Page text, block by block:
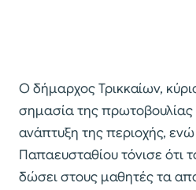
Ο δήμαρχος Τρικκαίων,
σημασία της πρωτοβουλίας
ανάπτυξη της περιοχής, ενώ
Παπαευσταθίου τόνισε ότι
δώσει στους μαθητές τα